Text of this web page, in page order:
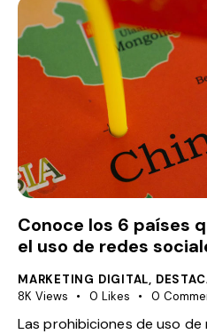
Conoce los 6 países
el uso de redes
MARKETING DIGITAL,
8K Views 0 Likes 0
Las prohibiciones de uso